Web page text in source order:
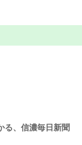
る、信濃毎日新聞